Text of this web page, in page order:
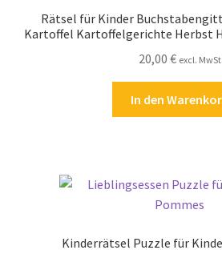
Rätsel für Kinder
Kartoffel Kartoffelgerichte Herbst
20,00 € excl. MwSt
In den
Kinderrätsel Puzzle für